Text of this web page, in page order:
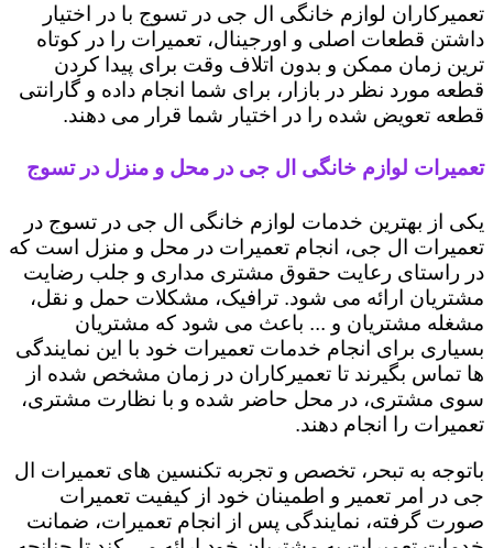
تعمیرکاران لوازم خانگی ال جی در تسوج با در اختیار
داشتن قطعات اصلی و اورجینال، تعمیرات را در کوتاه
ترین زمان ممکن و بدون اتلاف وقت برای پیدا کردن
قطعه مورد نظر در بازار، برای شما انجام داده و گارانتی
قطعه تعویض شده را در اختیار شما قرار می دهند.
تعمیرات لوازم خانگی ال جی در محل و منزل در تسوج
یکی از بهترین خدمات لوازم خانگی ال جی در تسوج در
تعمیرات ال جی، انجام تعمیرات در محل و منزل است که
در راستای رعایت حقوق مشتری مداری و جلب رضایت
مشتریان ارائه می شود. ترافیک، مشکلات حمل و نقل،
مشغله مشتریان و ... باعث می شود که مشتریان
بسیاری برای انجام خدمات تعمیرات خود با این نمایندگی
ها تماس بگیرند تا تعمیرکاران در زمان مشخص شده از
سوی مشتری، در محل حاضر شده و با نظارت مشتری،
تعمیرات را انجام دهند.
باتوجه به تبحر، تخصص و تجربه تکنسین های تعمیرات ال
جی در امر تعمیر و اطمینان خود از کیفیت تعمیرات
صورت گرفته، نمایندگی پس از انجام تعمیرات، ضمانت